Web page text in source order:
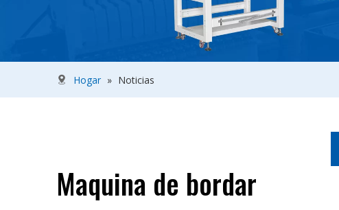
Hogar » Noticias
Maquina de bordar